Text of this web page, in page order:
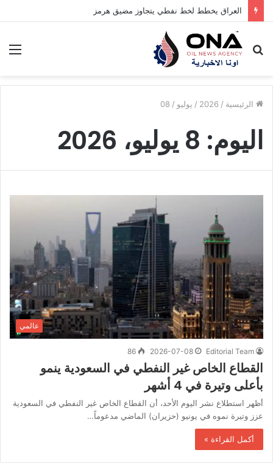
العراق يخطط لخط نفطي يتجاوز مضيق هرمز
بحث
الرئيسية /
2026
/ يوليو /
08
اليوم: 8 يوليو، 2026
عالمي
Editorial Team
2026-07-08
86
القطاع الخاص غير النفطي في السعودية ينمو
بأعلى وتيرة في 4 أشهر
أظهر استطلاع ‌نشر اليوم الأحد، أن القطاع الخاص غير النفطي في السعودية
عزز وتيرة نموه في يونيو (حزيران) الماضي مدعوماً…
أكمل القراءة »